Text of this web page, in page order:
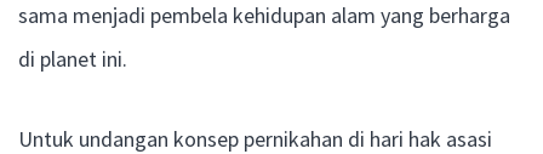
sama menjadi pembela kehidupan alam yang berharga
di planet ini.
Untuk undangan konsep pernikahan di hari hak asasi